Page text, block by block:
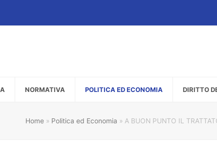
NORMATIVA POLITICA ED ECONOMIA DIRITTO
Home » Politica ed Economia » A BUON PUNTO IL